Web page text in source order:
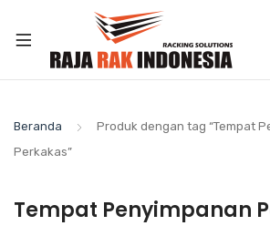
Beranda
Produk dengan tag “Tempat
Perkakas”
Tempat Penyimpanan